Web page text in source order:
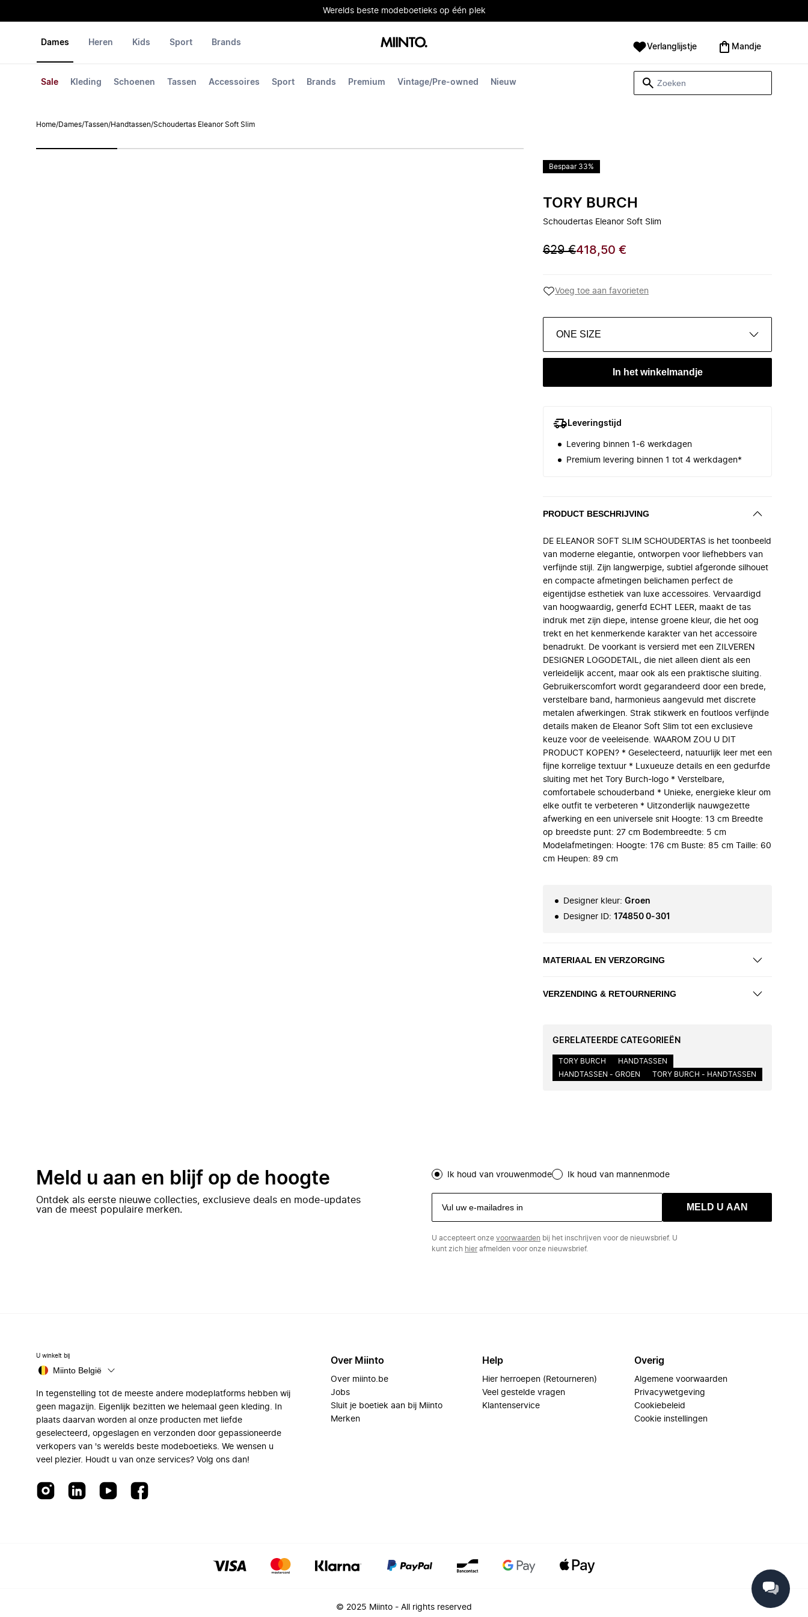
Werelds beste modeboetieks op één plek
Dames
Sale Kleding Schoenen Tassen Accessoires Sport Brands Premium Vintage/Pre-owned Nieuw
Heren Kids Sport Brands Verlanglijstje Mandje
Home/Dames/Tassen/Handtassen/Schoudertas Eleanor Soft Slim
Bespaar 33%
TORY BURCH
Schoudertas Eleanor Soft Slim
629 €418,50 €
Voeg toe aan favorieten
ONE SIZE
In het winkelmandje
Leveringstijd
Levering binnen 1-6 werkdagen
Premium levering binnen 1 tot 4 werkdagen*
PRODUCT BESCHRIJVING
DE ELEANOR SOFT SLIM SCHOUDERTAS is het toonbeeld
van moderne elegantie, ontworpen voor liefhebbers van
verfijnde stijl. Zijn langwerpige, subtiel afgeronde silhouet
en compacte afmetingen belichamen perfect de
eigentijdse esthetiek van luxe accessoires. Vervaardigd
van hoogwaardig, generfd ECHT LEER, maakt de tas
indruk met zijn diepe, intense groene kleur, die het oog
trekt en het kenmerkende karakter van het accessoire
benadrukt. De voorkant is versierd met een ZILVEREN
DESIGNER LOGODETAIL, die niet alleen dient als een
verleidelijk accent, maar ook als een praktische sluiting.
Gebruikerscomfort wordt gegarandeerd door een brede,
verstelbare band, harmonieus aangevuld met discrete
metalen afwerkingen. Strak stikwerk en foutloos verfijnde
details maken de Eleanor Soft Slim tot een exclusieve
keuze voor de veeleisende. WAAROM ZOU U DIT
PRODUCT KOPEN? * Geselecteerd, natuurlijk leer met een
fijne korrelige textuur * Luxueuze details en een gedurfde
sluiting met het Tory Burch-logo * Verstelbare,
comfortabele schouderband * Unieke, energieke kleur om
elke outfit te verbeteren * Uitzonderlijk nauwgezette
afwerking en een universele snit Hoogte: 13 cm Breedte
op breedste punt: 27 cm Bodembreedte: 5 cm
Modelafmetingen: Hoogte: 176 cm Buste: 85 cm Taille: 60
cm Heupen: 89 cm
Designer kleur: Groen
Designer ID: 174850 0-301
MATERIAAL EN VERZORGING
VERZENDING & RETOURNERING
GERELATEERDE CATEGORIEËN
TORY BURCH
HANDTASSEN
HANDTASSEN - GROEN
TORY BURCH - HANDTASSEN
Meld u aan en blijf op de hoogte
Ontdek als eerste nieuwe collecties, exclusieve deals en mode-updates
van de meest populaire merken.
Ik houd van vrouwenmode Ik houd van mannenmode
MELD U AAN
U accepteert onze voorwaarden bij het inschrijven voor de nieuwsbrief. U
kunt zich hierafmelden voor onze nieuwsbrief.
U winkelt bij
Miinto België
In tegenstelling tot de meeste andere modeplatforms hebben wij
geen magazijn. Eigenlijk bezitten we helemaal geen kleding. In
plaats daarvan worden al onze producten met liefde
geselecteerd, opgeslagen en verzonden door gepassioneerde
verkopers van 's werelds beste modeboetieks. We wensen u
veel plezier. Houdt u van onze services? Volg ons dan!
Over Miinto
Over miinto.be
Jobs
Sluit je boetiek aan bij Miinto
Merken
Help
Hier herroepen (Retourneren)
Veel gestelde vragen
Klantenservice
Overig
Algemene voorwaarden
Privacywetgeving
Cookiebeleid
Cookie instellingen
© 2025 Miinto - All rights reserved